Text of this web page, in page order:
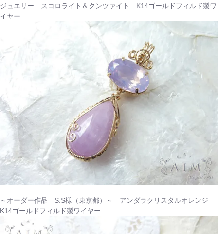
ジュエリー スコロライト＆クンツァイト K14ゴールドフィルド製ワ
イヤー
～オーダー作品 S.S様（東京都）～ アンダラクリスタルオレンジ
K14ゴールドフィルド製ワイヤー